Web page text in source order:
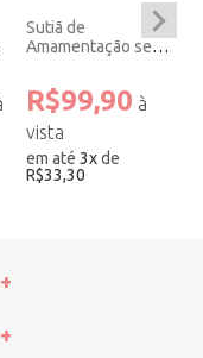
Sutiã de
Amamentação sem
Renda Preto.
R$99,90
em até3xde
R$33,30